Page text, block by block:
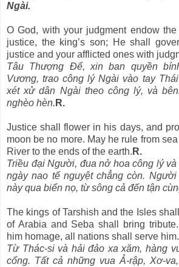
Ngài.
O God, with your judgment endow
justice, the king’s son; He shall
justice and your afflicted ones with
Tâu Thượng Đế, xin ban quyền
Vương, trao công lý Ngài vào tay
xét xử dân Ngài theo công lý, và
nghèo hèn. R.
Justice shall flower in his days, and
moon be no more. May he rule from
River to the ends of the earth. R.
Triều đại Người, đua nở hoa công lý
ngày nao tế nguyệt chẳng còn.
này qua biển nọ, từ sông cả đến tận
The kings of Tarshish and the Isles
of Arabia and Seba shall bring
him homage, all nations shall serve him.
Từ Thác-si và hải đảo xa xăm, hàng
cống. Tất cả những vua Ả-rập, Xơ-